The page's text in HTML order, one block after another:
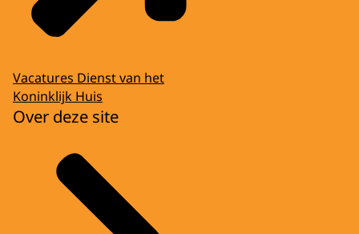
Vacatures Dienst van het
Koninklijk Huis
Over deze site